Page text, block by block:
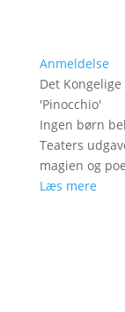
Anmeldelse
Det
'Pinocchio'
Ingen børn
Teaters
magien og
Læs mere